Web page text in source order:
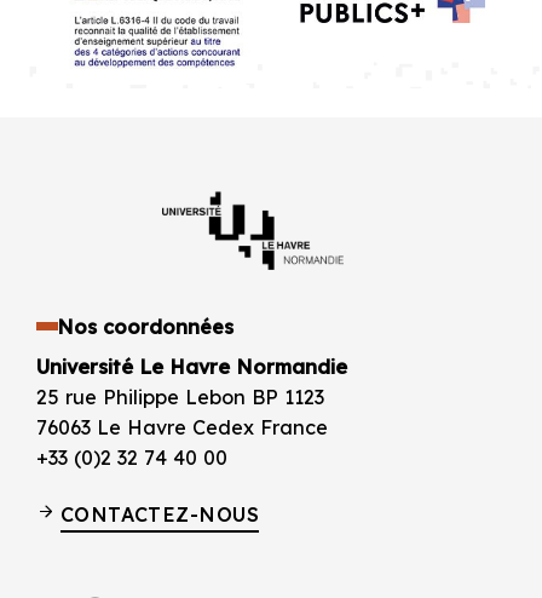
Nos coordonnées
Université Le Havre Normandie
25 rue Philippe Lebon BP 1123
76063 Le Havre Cedex France
+33 (0)2 32 74 40 00
CONTACTEZ-NOUS